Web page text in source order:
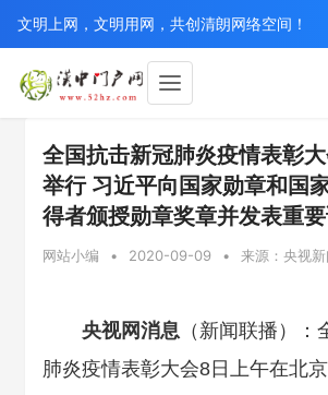
文明上网，文明用网，共创清朗网络空间！
全国抗击新冠肺炎疫情表彰
举行 习近平向国家勋章和国
得者颁授勋章奖章并发表重
网站小编 • 2020-09-09 • 来源：央视新
央视网消息 （新闻联播）
肺炎疫情表彰大会8日上午在北